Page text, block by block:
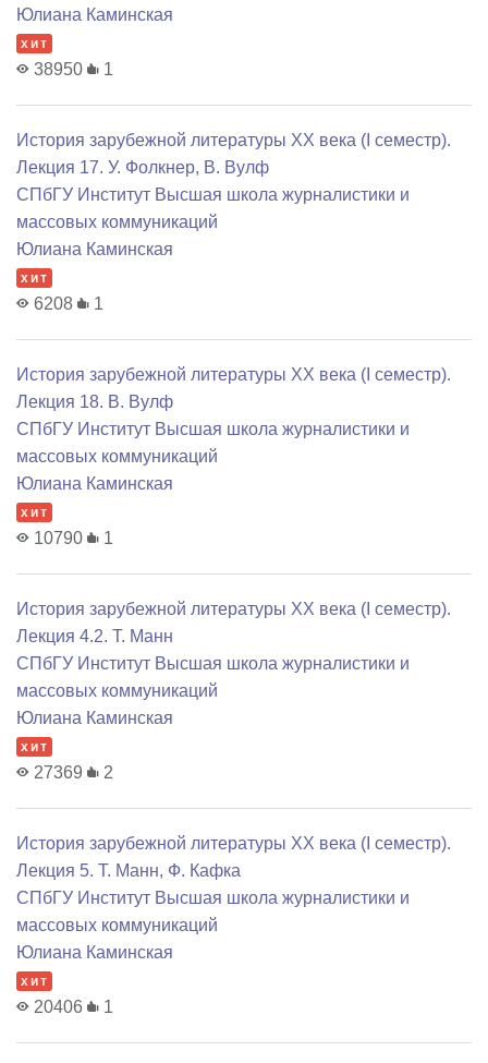
Юлиана Каминская
хит
38950 1
История зарубежной литературы XX века (I семестр).
Лекция 17. У. Фолкнер, В. Вулф
СПбГУ Институт Высшая школа журналистики и
массовых коммуникаций
Юлиана Каминская
хит
6208 1
История зарубежной литературы XX века (I семестр).
Лекция 18. В. Вулф
СПбГУ Институт Высшая школа журналистики и
массовых коммуникаций
Юлиана Каминская
хит
10790 1
История зарубежной литературы XX века (I семестр).
Лекция 4.2. Т. Манн
СПбГУ Институт Высшая школа журналистики и
массовых коммуникаций
Юлиана Каминская
хит
27369 2
История зарубежной литературы XX века (I семестр).
Лекция 5. Т. Манн, Ф. Кафка
СПбГУ Институт Высшая школа журналистики и
массовых коммуникаций
Юлиана Каминская
хит
20406 1